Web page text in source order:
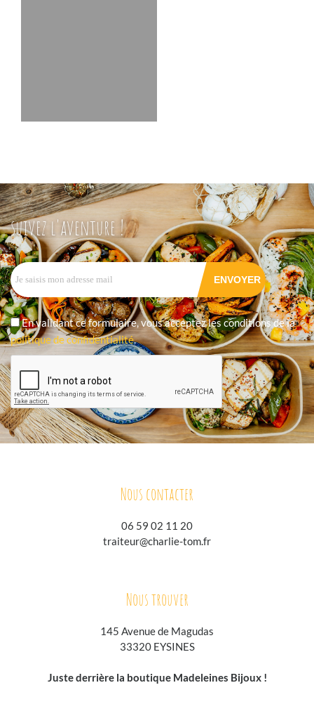
suivez l'aventure !
En validant ce formulaire, vous acceptez les conditions de la
politique de confidentialité.
Nous contacter
06 59 02 11 20
traiteur@charlie-tom.fr
Nous trouver
145 Avenue de Magudas
33320 EYSINES
Juste derrière la boutique Madeleines Bijoux !